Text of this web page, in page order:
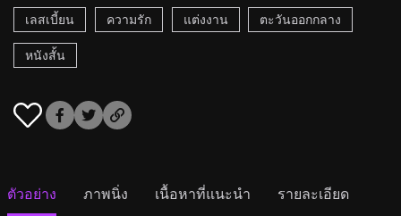
เลสเบี้ยน
ความรัก แต่งงาน ตะวันออกกลาง
หนังสั้น
ตัวอย่าง ภาพนิ่ง เนื้อหาที่แนะนำ รายละเอียด